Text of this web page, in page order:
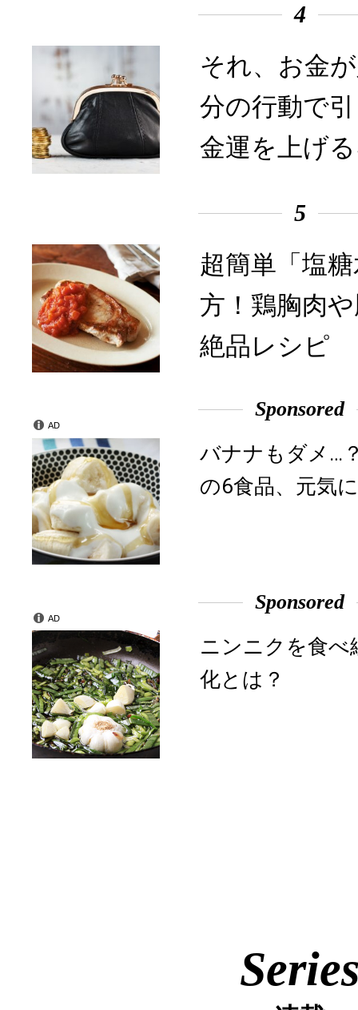
4
それ、お金
分の行動で
金運を上げ
5
超簡単「塩
方！鶏胸肉
絶品レシピ
Sponsored
バナナもダメ…
の6食品、元気
AD
Sponsored
ニンニクを食べ
化とは？
AD